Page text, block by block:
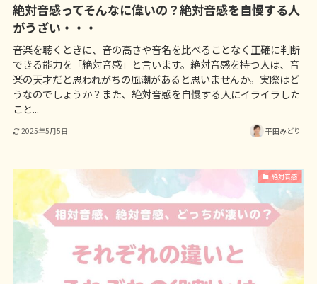
絶対音感ってそんなに偉いの？絶対音感を自慢する人
がうざい・・・
音楽を聴くときに、音の高さや音名を比べることなく正確に判断
できる能力を「絶対音感」と言います。絶対音感を持つ人は、音
楽の天才だと思われがちの風潮があると思いませんか。実際はど
うなのでしょうか？また、絶対音感を自慢する人にイライラした
こと...
2025年5月5日 平田みどり
絶対音感